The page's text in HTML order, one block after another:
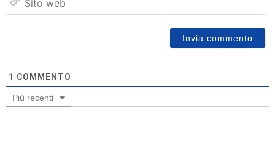
1 COMMENTO
Più recenti